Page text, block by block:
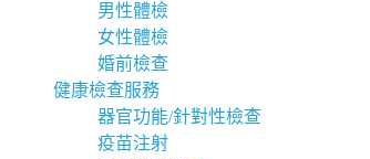
男性體檢
女性體檢
婚前檢查
健康檢查服務
器官功能/針對性檢查
疫苗注射